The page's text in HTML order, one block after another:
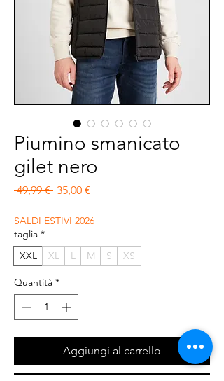
Piumino smanicato
gilet nero
49,99 € Prezzo regolare
35,00 €
SALDI ESTIVI 2026
taglia *
XXL
XL L M S XS
Quantità *
Aggiungi al carrello